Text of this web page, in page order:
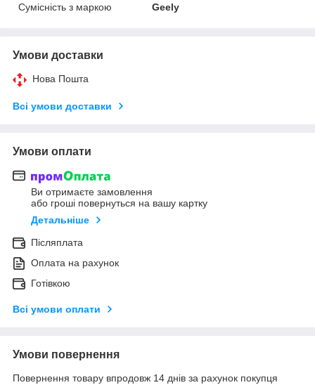
Сумісність з маркою
Geely
Умови доставки
Нова Пошта
Всі умови доставки
Умови оплати
Ви отримаєте замовлення
або гроші повернуться на вашу картку
Детальніше
Післяплата
Оплата на рахунок
Готівкою
Всі умови оплати
Умови повернення
Повернення товару впродовж 14 днів за рахунок покупця